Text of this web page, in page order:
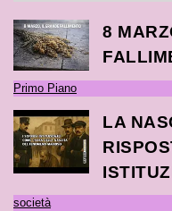
8
Primo Piano
LA
società